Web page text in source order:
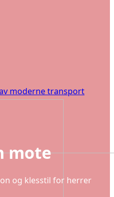
moderne transport
mote
og klesstil for herrer